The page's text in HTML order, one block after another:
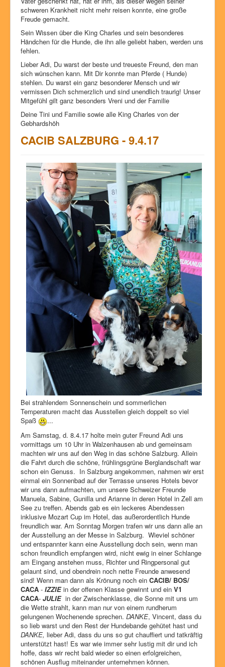
schweren Krankheit nicht mehr reisen konnte, eine große
Freude gemacht.
Sein Wissen über die King Charles und sein besonderes
Händchen für die Hunde, die ihn alle geliebt haben, werden uns
fehlen.
Lieber Adi, Du warst der beste und treueste Freund, den man
sich wünschen kann. Mit Dir konnte man Pferde ( Hunde)
stehlen. Du warst ein ganz besonderer Mensch und wir
vermissen Dich schmerzlich und sind unendlich traurig! Unser
Mitgefühl gilt ganz besonders Vreni und der Familie
Deine Tini und Familie sowie alle King Charles von der
Gebhardshöh
CACIB SALZBURG - 9.4.17
Bei strahlendem Sonnenschein und sommerlichen
Temperaturen macht das Ausstellen gleich doppelt so viel
Spaß
...
Am Samstag, d. 8.4.17 holte mein guter Freund Adi uns
vormittags um 10 Uhr in Walzenhausen ab und gemeinsam
machten wir uns auf den Weg in das schöne Salzburg. Allein
die Fahrt durch die schöne, frühlingsgrüne Berglandschaft war
schon ein Genuss. In Salzburg angekommen, nahmen wir erst
einmal ein Sonnenbad auf der Terrasse unseres Hotels bevor
wir uns dann aufmachten, um unsere Schweizer Freunde
Manuela, Sabine, Gunilla und Arianne in deren Hotel in Zell am
See zu treffen. Abends gab es ein leckeres Abendessen
inklusive Mozart Cup im Hotel, das außerordentlich Hunde
freundlich war. Am Sonntag Morgen trafen wir uns dann alle an
der Ausstellung an der Messe in Salzburg. Wieviel schöner
und entspannter kann eine Ausstellung doch sein, wenn man
schon freundlich empfangen wird, nicht ewig in einer Schlange
am Eingang anstehen muss, Richter und Ringpersonal gut
gelaunt sind, und obendrein noch nette Freunde anwesend
sind! Wenn man dann als Krönung noch ein CACIB/ BOS/
CACA - IZZIEin der offenen Klasse gewinnt und ein V1
CACA- JULIEin der Zwischenklasse, die Sonne mit uns um
die Wette strahlt, kann man nur von einem rundherum
gelungenen Wochenende sprechen. DANKE, Vincent, dass du
so lieb warst und den Rest der Hundebande gehütet hast und
DANKE, lieber Adi, dass du uns so gut chauffiert und tatkräftig
unterstützt hast! Es war wie immer sehr lustig mit dir und ich
hoffe, dass wir recht bald wieder so einen erfolgreichen,
schönen Ausflug miteinander unternehmen können.